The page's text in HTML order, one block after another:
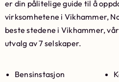
er din pålitelige guide til å
virksomhetene i Vikhammer,
beste stedene i Vikhammer,
utvalg av 7 selskaper.
Bensinstasjon